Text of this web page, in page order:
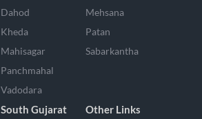
Dahod
Kheda
Mahisagar
Panchmahal
Vadodara
Mehsana
Patan
Sabarkantha
South Gujarat Other Links